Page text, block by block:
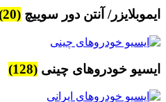
ایموبلایزر/ آنتن دور سوییچ (20)
ایسیو خودروهای چینی (128)